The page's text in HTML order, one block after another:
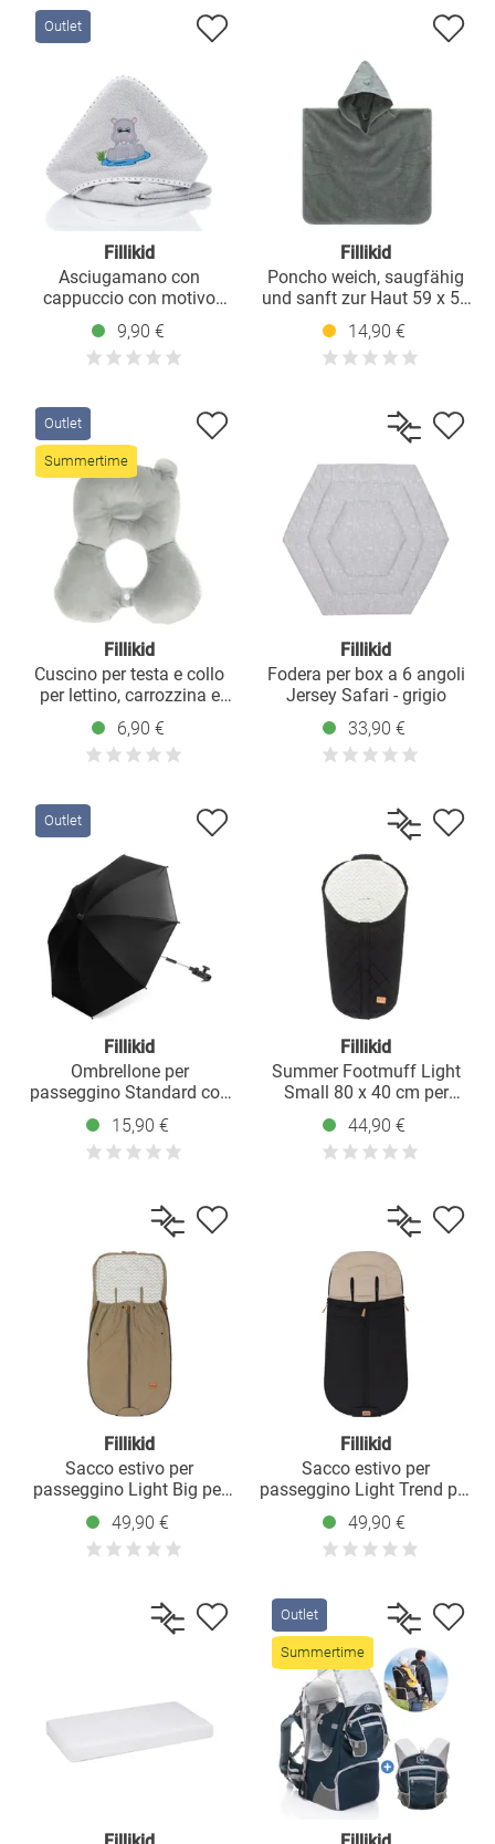
Outlet
Fillikid
Asciugamano con
cappuccio con motivo
ippopotamo 75 x 75 cm -
Grigio chiaro
9,90 €
Fillikid
Poncho weich, saugfähig
und sanft zur Haut 59 x 54
cm - Wal - Grün
14,90 €
Outlet
Summertime
Fillikid
Cuscino per testa e collo
per lettino, carrozzina e
marsupio - grigio
6,90 €
Fillikid
Fodera per box a 6 angoli
Jersey Safari - grigio
33,90 €
Outlet
Fillikid
Ombrellone per
passeggino Standard con
protezione UV 50+ &
supporto universale - Nero
15,90 €
Fillikid
Summer Footmuff Light
Small 80 x 40 cm per
seggiolino auto gruppo 0 e
navicella - nero
44,90 €
Fillikid
Sacco estivo per
passeggino Light Big per
buggy, sport e passeggino -
Taupe
49,90 €
Fillikid
Sacco estivo per
passeggino Light Trend per
buggy, sport e passeggino -
Nero
49,90 €
Outlet
Summertime